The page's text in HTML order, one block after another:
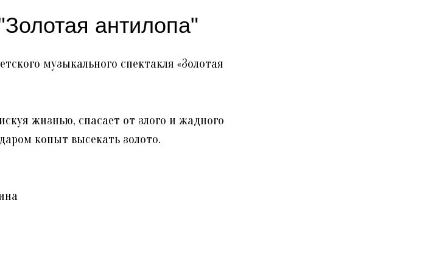
антилопа"
музыкального спектакля «Золотая
жизнью, спасает от злого и жадного
копыт высекать золото.